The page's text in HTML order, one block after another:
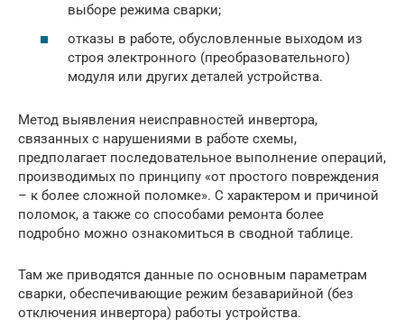
выборе режима сварки;
отказы в работе, обусловленные выходом из
строя электронного (преобразовательного)
модуля или других деталей устройства.
Метод выявления неисправностей инвертора,
связанных с нарушениями в работе схемы,
предполагает последовательное выполнение операций,
производимых по принципу «от простого повреждения
– к более сложной поломке». С характером и причиной
поломок, а также со способами ремонта более
подробно можно ознакомиться в сводной таблице.
Там же приводятся данные по основным параметрам
сварки, обеспечивающие режим безаварийной (без
отключения инвертора) работы устройства.